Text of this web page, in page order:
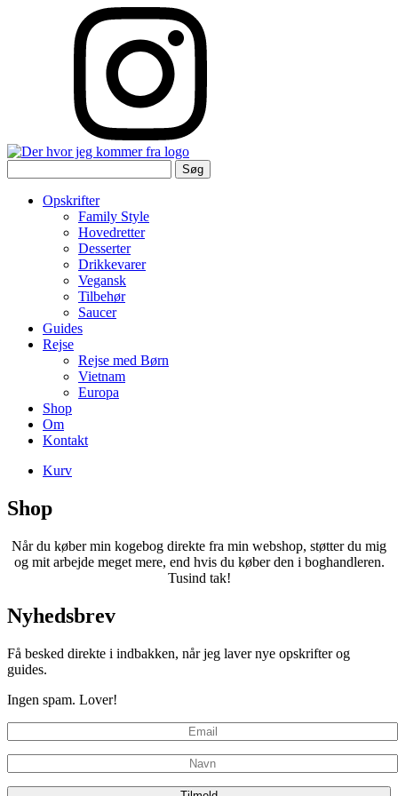
efter:
Opskrifter
Family Style
Hovedretter
Desserter
Drikkevarer
Vegansk
Tilbehør
Saucer
Guides
Rejse
Rejse med Børn
Vietnam
Europa
Shop
Om
Kontakt
Kurv
Shop
Når du køber min kogebog direkte fra min webshop, støtter du mig
og mit arbejde meget mere, end hvis du køber den i boghandleren.
Tusind tak!
Nyhedsbrev
Få besked direkte i indbakken, når jeg laver nye opskrifter og
guides.
Ingen spam. Lover!